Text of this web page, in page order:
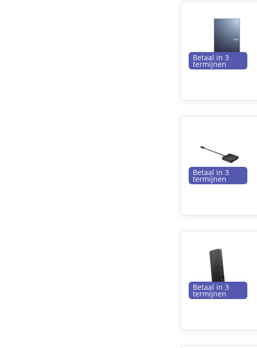
Betaal in 3
termijnen
Betaal in 3
termijnen
Betaal in 3
termijnen